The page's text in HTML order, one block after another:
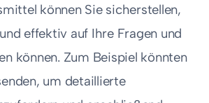
können Sie sicherstellen,
effektiv auf Ihre Fragen und
können. Zum Beispiel könnten
um detaillierte